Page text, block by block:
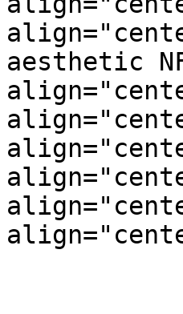
aesthetic